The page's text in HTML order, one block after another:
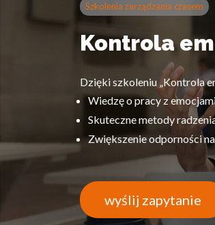
Szkolenia zarządzania czasem
Kontrola
Dzięki szkoleniu „Kontrola
Wiedzę o pracy z
Skuteczne metody
Zwiększenie odporności
wyślij zapytanie